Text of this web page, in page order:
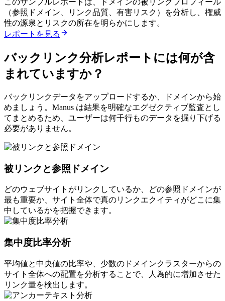
このサンプルレポートは、ドメインの被リンクプロフィール
（参照ドメイン、リンク品質、有害リスク）を分析し、権威
性の源泉とリスクの所在を明らかにします。
レポートを見る
バックリンク分析レポートには何が含
まれていますか？
バックリンクデータをアップロードするか、ドメインから始
めましょう。Manus は結果を明確なエグゼクティブ監査とし
てまとめるため、ユーザーは何千行ものデータを掘り下げる
必要がありません。
被リンクと参照ドメイン
どのウェブサイトがリンクしているか、どの参照ドメインが
最も重要か、サイト全体で真のリンクエクイティがどこに集
中しているかを把握できます。
集中度比率分析
平均値と中央値の比率や、少数のドメインクラスターからの
サイト全体への配置を分析することで、人為的に増加させた
リンク量を検出します。